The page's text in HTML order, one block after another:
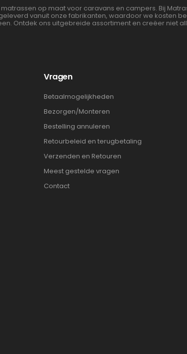
op maat voor caravans en campers. Bij
vanuit onze fabrikanten, waardoor we kosten
Ontdek ons uitgebreide assortiment en creëer niet
Vragen
Betaalmogelijkheden
Bezorgen/Monteren
Bestelling annuleren
Retourbeleid en terugbetaling
Verzenden en Retouren
Meest gestelde vragen
Contact